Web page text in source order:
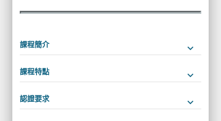
課程簡介 keyboard_arrow_down
課程特點 keyboard_arrow_down
認證要求 keyboard_arrow_down